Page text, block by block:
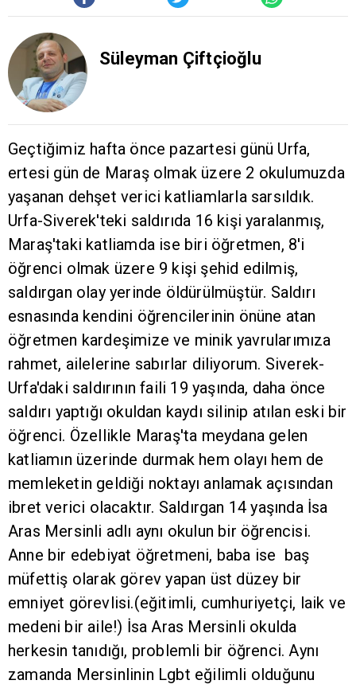
Süleyman Çiftçioğlu
Geçtiğimiz hafta önce pazartesi günü Urfa,
ertesi gün de Maraş olmak üzere 2 okulumuzda
yaşanan dehşet verici katliamlarla sarsıldık.
Urfa-Siverek'teki saldırıda 16 kişi yaralanmış,
Maraş'taki katliamda ise biri öğretmen, 8'i
öğrenci olmak üzere 9 kişi şehid edilmiş,
saldırgan olay yerinde öldürülmüştür. Saldırı
esnasında kendini öğrencilerinin önüne atan
öğretmen kardeşimize ve minik yavrularımıza
rahmet, ailelerine sabırlar diliyorum. Siverek-
Urfa'daki saldırının faili 19 yaşında, daha önce
saldırı yaptığı okuldan kaydı silinip atılan eski bir
öğrenci. Özellikle Maraş'ta meydana gelen
katliamın üzerinde durmak hem olayı hem de
memleketin geldiği noktayı anlamak açısından
ibret verici olacaktır. Saldırgan 14 yaşında İsa
Aras Mersinli adlı aynı okulun bir öğrencisi.
Anne bir edebiyat öğretmeni, baba ise baş
müfettiş olarak görev yapan üst düzey bir
emniyet görevlisi.(eğitimli, cumhuriyetçi, laik ve
medeni bir aile!) İsa Aras Mersinli okulda
herkesin tanıdığı, problemli bir öğrenci. Aynı
zamanda Mersinlinin Lgbt eğilimli olduğunu